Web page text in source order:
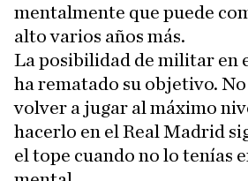
mentalmente que puede
alto varios años más.
La posibilidad de militar en
ha rematado su objetivo.
volver a jugar al máximo
hacerlo en el Real Madrid
el tope cuando no lo tenías